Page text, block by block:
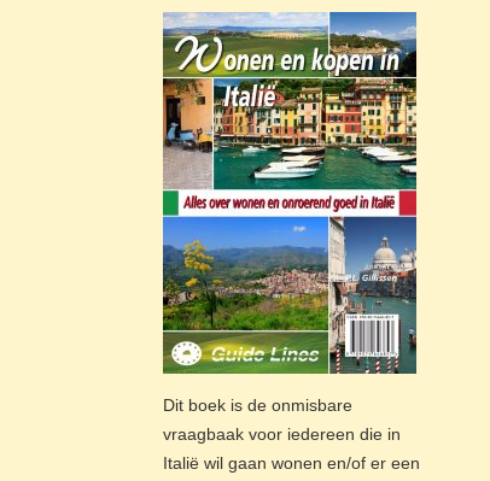
Dit boek is de onmisbare
vraagbaak voor iedereen die in
Italië wil gaan wonen en/of er een